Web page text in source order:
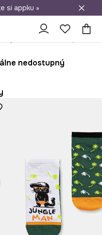
od 50 €
si appku »
nedostupný